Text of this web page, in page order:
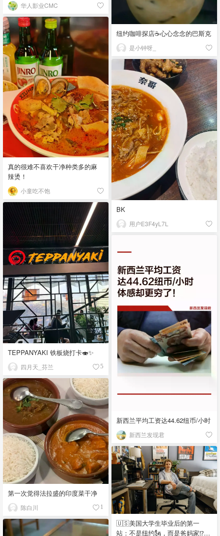
华人影业CMC
纽约咖啡探店☕️心心念念的巴斯克
是小钟呀_
真的很难不喜欢干净种类多的麻
辣烫！
小童吃不饱
BK
用户E3F4yL7L
TEPPANYAKI 铁板烧打卡🍣✨
四月天_芬兰 5
新西兰平均工资达44.62纽币/小时
新西兰发现君
第一次觉得法拉盛的印度菜干净
陈白川 1
🇺🇸美国大学生毕业后的第一
站：不是纽约🗽，而是爸妈家⁉️😂